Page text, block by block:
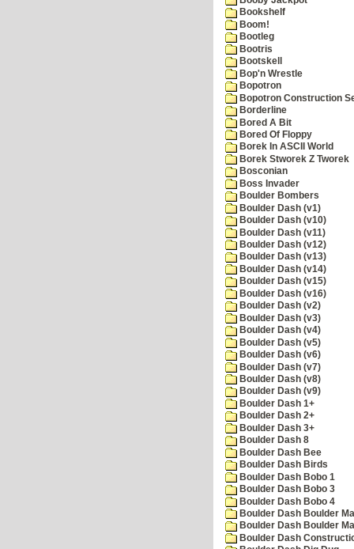
Bookshelf
Boom!
Bootleg
Bootris
Bootskell
Bop'n Wrestle
Bopotron
Bopotron Construction
Borderline
Bored A Bit
Bored Of Floppy
Borek In ASCII World
Borek Stworek Z Tworek
Bosconian
Boss Invader
Boulder Bombers
Boulder Dash (v1)
Boulder Dash (v10)
Boulder Dash (v11)
Boulder Dash (v12)
Boulder Dash (v13)
Boulder Dash (v14)
Boulder Dash (v15)
Boulder Dash (v16)
Boulder Dash (v2)
Boulder Dash (v3)
Boulder Dash (v4)
Boulder Dash (v5)
Boulder Dash (v6)
Boulder Dash (v7)
Boulder Dash (v8)
Boulder Dash (v9)
Boulder Dash 1+
Boulder Dash 2+
Boulder Dash 3+
Boulder Dash 8
Boulder Dash Bee
Boulder Dash Birds
Boulder Dash Bobo 1
Boulder Dash Bobo 3
Boulder Dash Bobo 4
Boulder Dash Boulder
Boulder Dash Boulder
Boulder Dash